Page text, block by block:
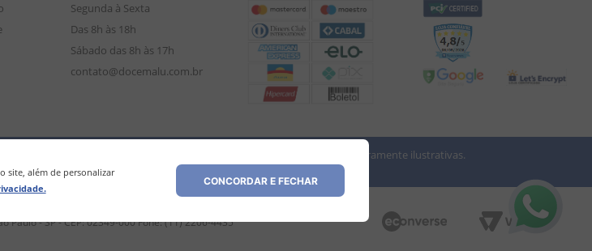
site, além de personalizar
CONCORDAR E FECHAR
Segunda à Sexta
Das 8h às 18h
Sábado das 8h às 17h
contato@docemalu.com.br
no site, podendo diferir da loja física. As imagens dos produtos são meramente ilustrativas.
estão sujeitos a alteração sem aviso prévio.
- SP - CEP: 02349-000 Fone: (11) 2206-4435